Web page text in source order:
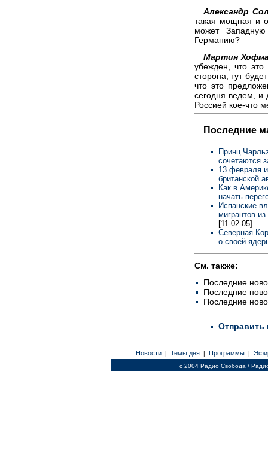
Александр
такая мощная и
может
Германию?
Мартин
убежден, что это
сторона, тут
что это
сегодня ведем, и
Россией кое-что
Последние
Принц
сочетаются
13 февраля
британской
Как в
начать
Испанские
мигрантов
[11-02-05]
Северная
о своей
См. также:
Последние
Последние
Последние
Отправить
Новости | Темы дня | Программы |
c 2004 Радио Свобода /